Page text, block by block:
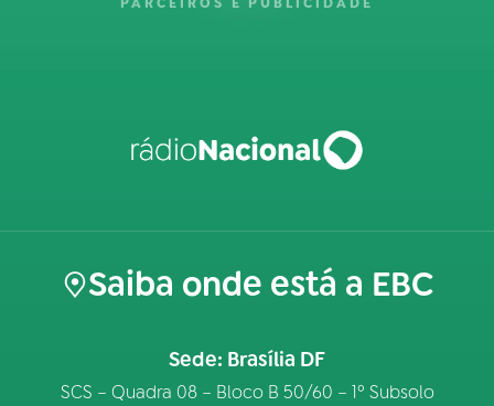
Saiba onde está a EBC
Sede: Brasília DF
SCS – Quadra 08 – Bloco B 50/60 – 1º Subsolo